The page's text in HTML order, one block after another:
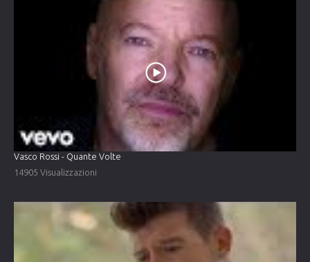
Vasco Rossi - Quante Volte
14905 Visualizzazioni